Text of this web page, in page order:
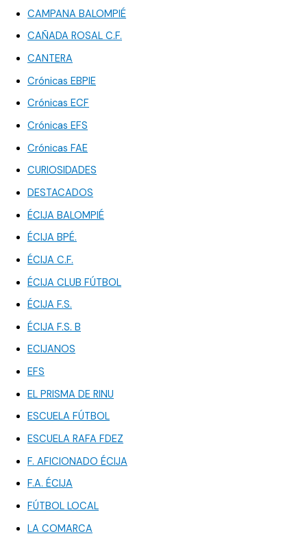
CAMPANA BALOMPIÉ
CAÑADA ROSAL C.F.
CANTERA
Crónicas EBPIE
Crónicas ECF
Crónicas EFS
Crónicas FAE
CURIOSIDADES
DESTACADOS
ÉCIJA BALOMPIÉ
ÉCIJA BPÉ.
ÉCIJA C.F.
ÉCIJA CLUB FÚTBOL
ÉCIJA F.S.
ÉCIJA F.S. B
ECIJANOS
EFS
EL PRISMA DE RINU
ESCUELA FÚTBOL
ESCUELA RAFA FDEZ
F. AFICIONADO ÉCIJA
F.A. ÉCIJA
FÚTBOL LOCAL
LA COMARCA